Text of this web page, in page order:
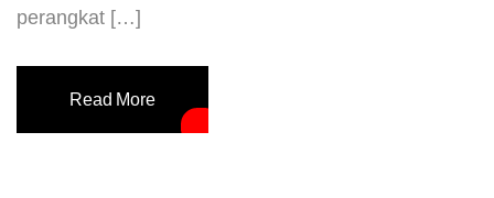
perangkat […]
Read More